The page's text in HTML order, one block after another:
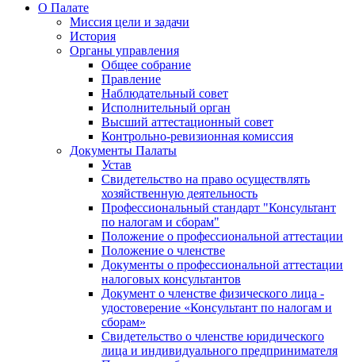
О Палате
Миссия цели и задачи
История
Органы управления
Общее собрание
Правление
Наблюдательный совет
Исполнительный орган
Высший аттестационный совет
Контрольно-ревизионная комиссия
Документы Палаты
Устав
Свидетельство на право осуществлять
хозяйственную деятельность
Профессиональный стандарт "Консультант
по налогам и сборам"
Положение о профессиональной аттестации
Положение о членстве
Документы о профессиональной аттестации
налоговых консультантов
Документ о членстве физического лица -
удостоверение «Консультант по налогам и
сборам»
Свидетельство о членстве юридического
лица и индивидуального предпринимателя